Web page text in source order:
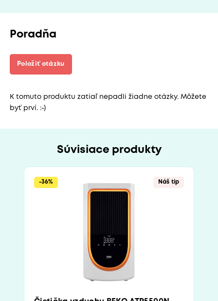
Poradňa
Položiť otázku
K tomuto produktu zatiaľ nepadli žiadne otázky. Môžete
byť prví. :-)
Súvisiace produkty
-36% Náš tip